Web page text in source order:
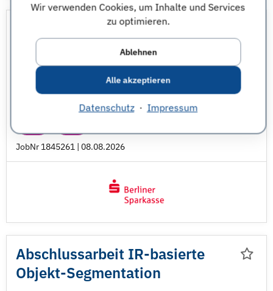
Wir verwenden Cookies, um Inhalte und Services
zu optimieren.
Ablehnen
Alle akzeptieren
Datenschutz· Impressum
Werkstudent (m/w/d)
Rechnungswesen im Bereich
Finanzen
Studentenjobs Berliner Sparkasse Berlin
JobNr 1845261 | 08.08.2026
Abschlussarbeit IR-basierte
Objekt-Segmentation